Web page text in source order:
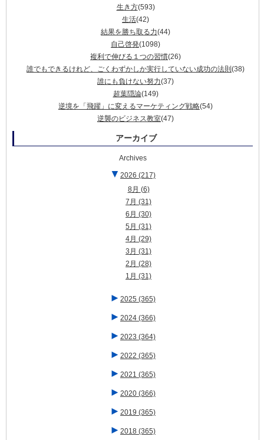
生き方(593)
生活(42)
結果を勝ち取る力(44)
自己啓発(1098)
複利で伸びる１つの習慣(26)
誰でもできるけれど、ごくわずかしか実行していない成功の法則 (38)
誰にも負けない努力(37)
超葉隠論(149)
逆境を「飛躍」に変えるマーケティング戦略(54)
逆襲のビジネス教室(47)
アーカイブ
Archives
▼ 2026 (217)
8月 (6)
7月 (31)
6月 (30)
5月 (31)
4月 (29)
3月 (31)
2月 (28)
1月 (31)
► 2025 (365)
► 2024 (366)
► 2023 (364)
► 2022 (365)
► 2021 (365)
► 2020 (366)
► 2019 (365)
► 2018 (365)